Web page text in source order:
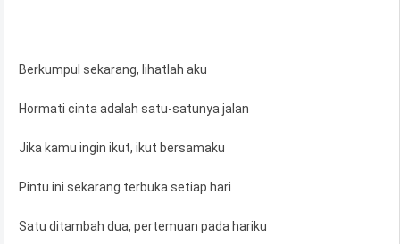
Berkumpul sekarang, lihatlah aku
Hormati cinta adalah satu-satunya jalan
Jika kamu ingin ikut, ikut bersamaku
Pintu ini sekarang terbuka setiap hari
Satu ditambah dua, pertemuan pada hariku